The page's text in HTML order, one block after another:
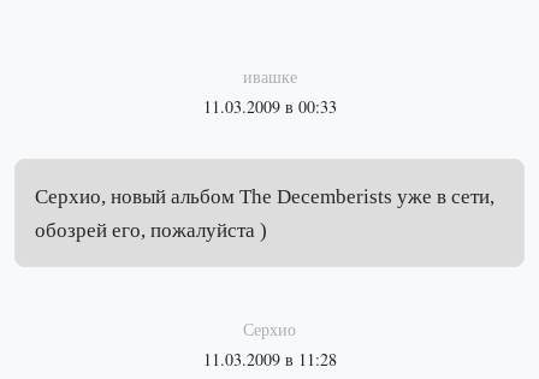
ивашке
11.03.2009 в 00:33
Серхио, новый альбом The Decemberists уже в сети,
обозрей его, пожалуйста )
Серхио
11.03.2009 в 11:28